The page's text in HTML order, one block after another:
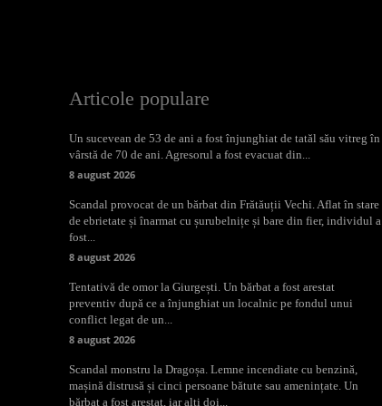
Articole populare
Un sucevean de 53 de ani a fost înjunghiat de tatăl său vitreg în
vârstă de 70 de ani. Agresorul a fost evacuat din...
8 august 2026
Scandal provocat de un bărbat din Frătăuții Vechi. Aflat în stare
de ebrietate și înarmat cu șurubelnițe și bare din fier, individul a
fost...
8 august 2026
Tentativă de omor la Giurgești. Un bărbat a fost arestat
preventiv după ce a înjunghiat un localnic pe fondul unui
conflict legat de un...
8 august 2026
Scandal monstru la Dragoșa. Lemne incendiate cu benzină,
mașină distrusă și cinci persoane bătute sau amenințate. Un
bărbat a fost arestat, iar alți doi...